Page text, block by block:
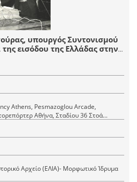
υπουργός Συντονισμού
εισόδου της Ελλάδας στην
Σταδίου 36 Στοά
Αρχείο (ΕΛΙΑ)- Μορφωτικό Ίδρυμα